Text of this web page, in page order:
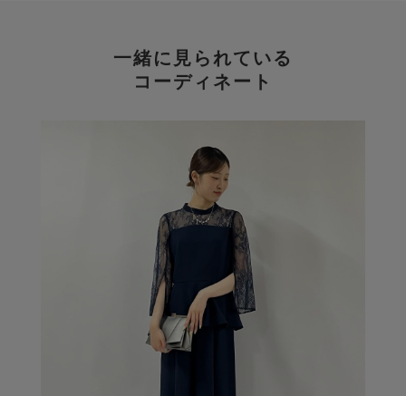
一緒に見られている
コーディネート